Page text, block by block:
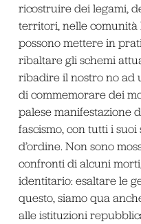
ricostruire dei legami,
territori, nelle comunità
possono mettere in
ribaltare gli schemi
ribadire il nostro no ad
di commemorare dei
palese manifestazione
fascismo, con tutti i
d’ordine. Non sono
confronti di alcuni
identitario: esaltare le
questo, siamo qua
alle istituzioni